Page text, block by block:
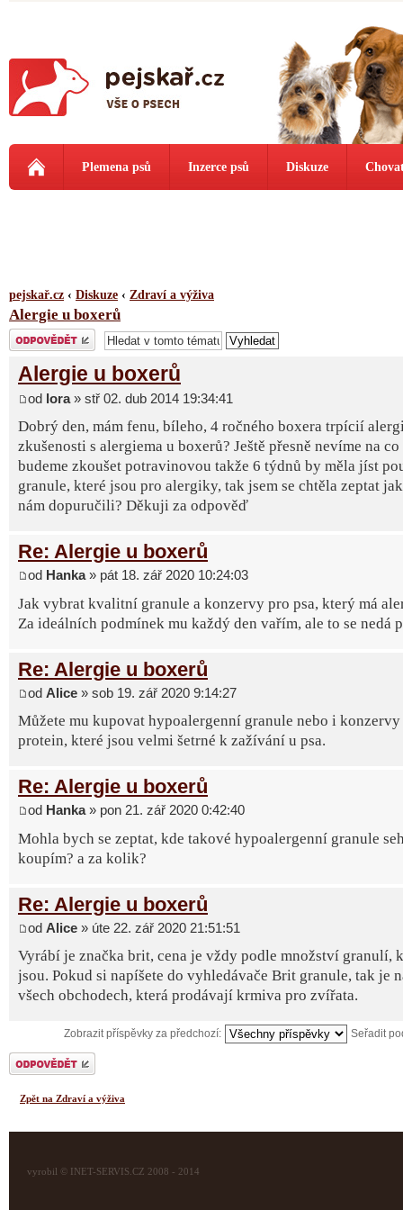
Plemena psů Inzerce psů Diskuze
pejskař.cz ‹ Diskuze ‹ Zdraví a výživa
Alergie u boxerů
Odeslat odpověď
Alergie u boxerů
od lora» stř 02. dub 2014 19:34:41
Dobrý den, mám fenu, bíleho, 4 ročného boxera trpícií
zkušenosti s alergiema u boxerů? Ještě přesně nevíme na
budeme zkoušet potravinovou takže 6 týdnů by měla jíst
granule, které jsou pro alergiky, tak jsem se chtěla zeptat
nám dopuručili? Děkuji za odpověď
Re: Alergie u boxerů
od Hanka» pát 18. zář 2020 10:24:03
Jak vybrat kvalitní granule a konzervy pro psa, který má
Za ideálních podmínek mu každý den vařím, ale to se nedá
Re: Alergie u boxerů
od Alice » sob 19. zář 2020 9:14:27
Můžete mu kupovat hypoalergenní granule nebo i
protein, které jsou velmi šetrné k zažívání u psa.
Re: Alergie u boxerů
od Hanka» pon 21. zář 2020 0:42:40
Mohla bych se zeptat, kde takové hypoalergenní granule
koupím? a za kolik?
Re: Alergie u boxerů
od Alice » úte 22. zář 2020 21:51:51
Vyrábí je značka brit, cena je vždy podle množství granulí,
jsou. Pokud si napíšete do vyhledávače Brit granule, tak je
všech obchodech, která prodávají krmiva pro zvířata.
Zobrazit příspěvky za předchozí: Seřadit
Odeslat odpověď
Zpět na Zdraví a výživa
vyrobil © INET-SERVIS.CZ 2008 - 2014